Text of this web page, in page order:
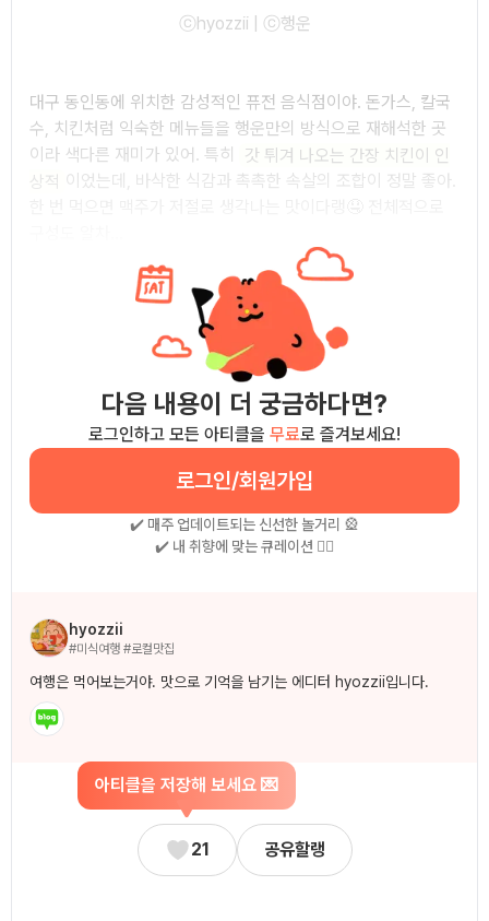
ⓒhyozzii | ⓒ행운
대구 동인동에 위치한 감성적인 퓨전 음식점이야. 돈가스, 칼국
수, 치킨처럼 익숙한 메뉴들을 행운만의 방식으로 재해석한 곳
이라 색다른 재미가 있어. 특히
갓 튀겨 나오는 간장 치킨이 인
상적 이었는데, 바삭한 식감과 촉촉한 속살의 조합이 정말 좋아.
다음 내용이 더 궁금하다면?
로그인하고 모든 아티클을 무료로 즐겨보세요!
로그인/회원가입
✔️ 매주 업데이트되는 신선한 놀거리 🎡
✔️ 내 취향에 맞는 큐레이션 🧚‍♀
작성자 소개
hyozzii
#미식여행 #로컬맛집
여행은 먹어보는거야. 맛으로 기억을 남기는 에디터 hyozzii입니다.
아티클을 저장해 보세요 💌
21 공유할랭